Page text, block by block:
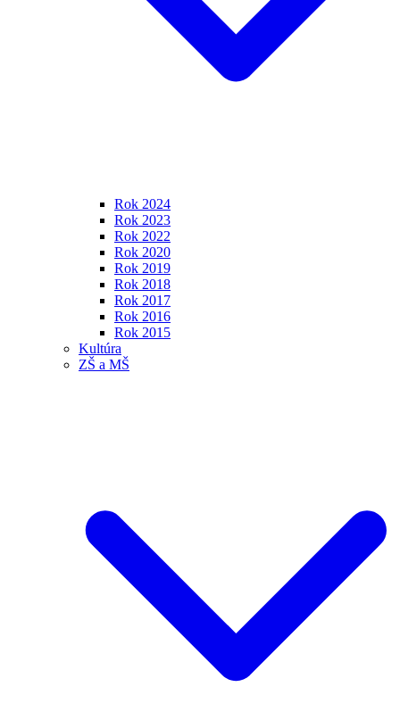
Rok 2024
Rok 2023
Rok 2022
Rok 2020
Rok 2019
Rok 2018
Rok 2017
Rok 2016
Rok 2015
Kultúra
ZŠ a MŠ